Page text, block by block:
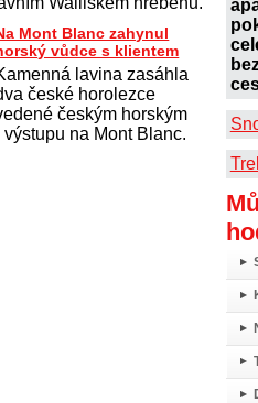
Mont Blanc zahynul
vůdce s klientem
lavina zasáhla
české horolezce
českým horským
na Mont Blanc.